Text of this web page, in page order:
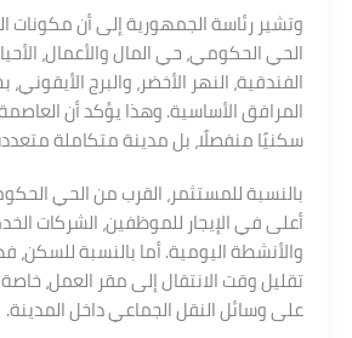
وتشير رئاسة الجمهورية إلى أن
الحي الحكومي، حي المال والأعمال،
الفندقية، النهر الأخضر، والبرج
المرافق الأساسية. وهذا يؤكد أن
سكنيًا منفصلًا، بل مدينة متكاملة
بالنسبة للمستثمر، القرب من الحي
أعلى في الإيجار للموظفين، الشركات
والأنشطة اليومية. أما بالنسبة
تقليل وقت الانتقال إلى مقر العمل، خاصة
على وسائل النقل الجماعي داخل المدينة.